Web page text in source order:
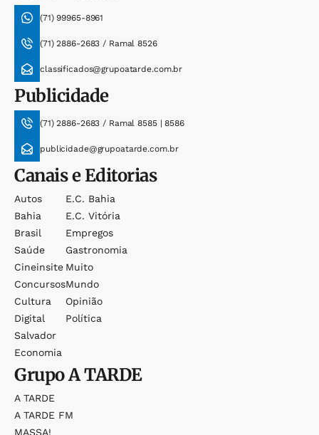
(71) 99965-8961
(71) 2886-2683 / Ramal 8526
classificados@grupoatarde.com.br
Publicidade
(71) 2886-2683 / Ramal 8585 | 8586
publicidade@grupoatarde.com.br
Canais e Editorias
Autos
Bahia
Brasil
Saúde
Cineinsite
Concursos
Cultura
Digital
Salvador
Economia
E.c. Bahia
E.c. Vitória
Empregos
Gastronomia
Muito
Mundo
Opinião
Política
GrupoA TARDE
A TARDE
A TARDE FM
MASSA!